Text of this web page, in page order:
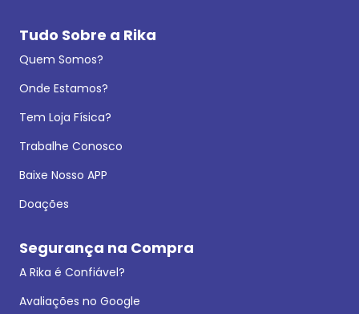
Tudo Sobre a Rika
Quem Somos?
Onde Estamos?
Tem Loja Física?
Trabalhe Conosco
Baixe Nosso APP
Doações
Segurança na Compra
A Rika é Confiável?
Avaliações no Google